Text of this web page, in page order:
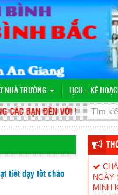
NHÀ TRƯỜNG LỊCH – KẾ
BẠN ĐẾN VỚI WEBSITE
tiết dạy tốt cháo
NGÀY
MINH